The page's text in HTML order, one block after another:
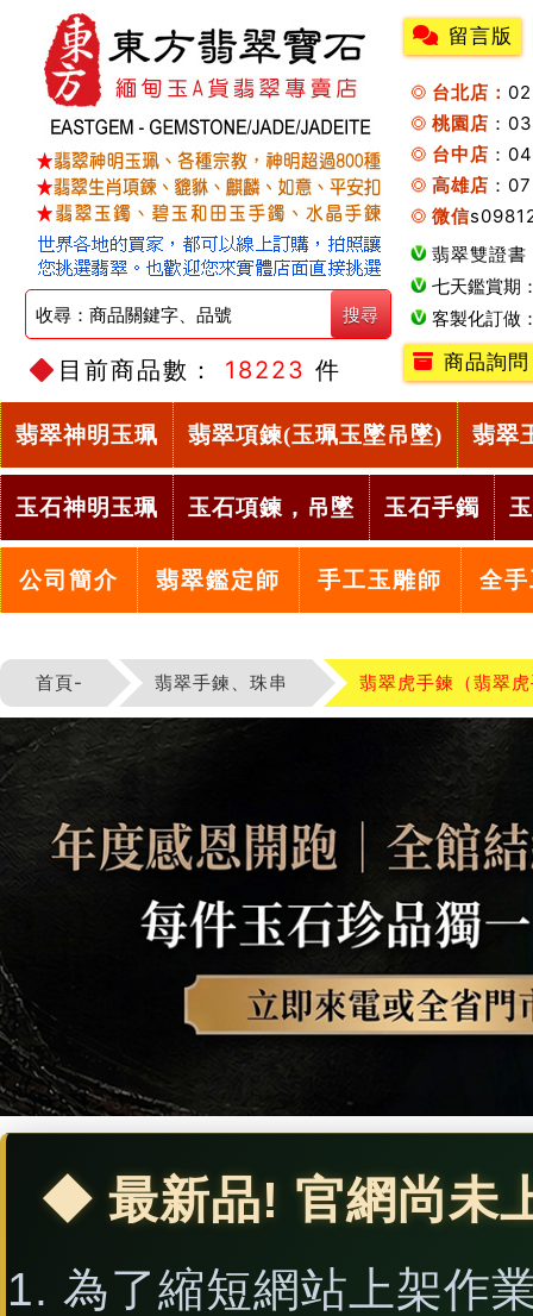
目前商品數： 18223 件
留言版
台北店：
桃園店 ：
台中店 ：
高雄店 ：
微信
翡翠雙證書
七天鑑賞期
客製化訂做
商品詢問
翡翠神明玉珮 翡翠項鍊(玉珮玉墜吊墜) 翡翠
玉石神明玉珮 玉石項鍊，吊墜 玉石手鐲
公司簡介 翡翠鑑定師 手工玉雕師 全
首頁- 翡翠手鍊、珠串 翡翠虎手鍊（翡翠
◆ 最新品! 官網尚未
為了縮短網站上架作